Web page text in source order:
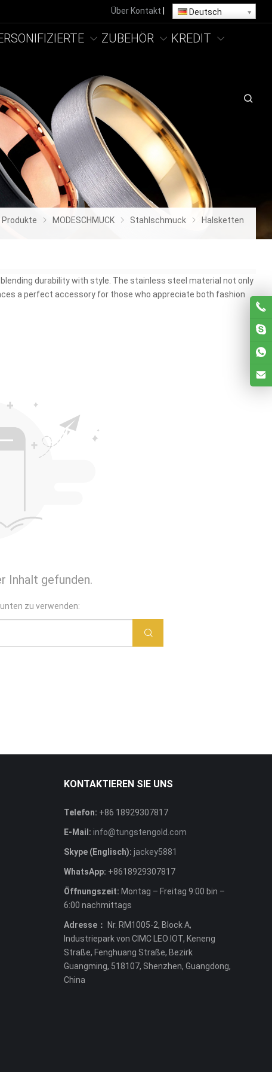
Über Kontakt Deutsch
ZUBEHÖR KREDIT
Produkte MODESCHMUCK Stahlschmuck Halsketten
durability with style The stainless steel material not only
a perfect accessory for those who appreciate both fashion
Inhalt gefunden.
zu verwenden:
KONTAKTIEREN SIE UNS
Telefon: +86 18929307817
E-Mail: info@tungstengold.com
Skype (Englisch): jackey5881
WhatsApp: +8618929307817
Öffnungszeit: Montag – Freitag 9:00 bin –
6:00 nachmittags
Adresse：
Nr. RM1005-2, Block A,
Industriepark von CIMC LEO IOT, Keneng
Straße, Fenghuang Straße, Bezirk
Guangming, 518107, Shenzhen, Guangdong,
China